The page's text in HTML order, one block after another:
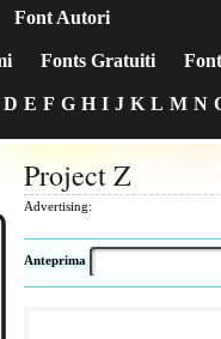
Font Autori
Fonts Gratuiti
D E F G H I J K L M N
Project Z
Advertising:
Anteprima